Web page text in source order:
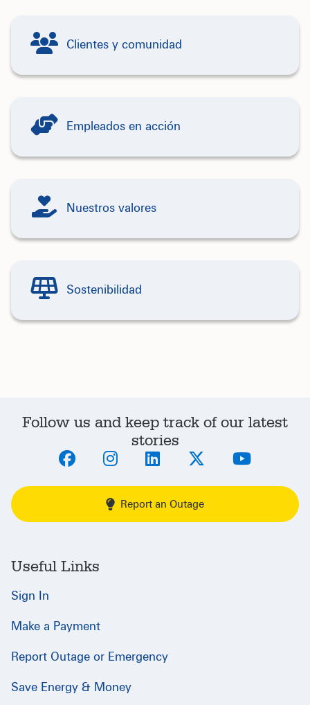
Clientes y comunidad
Empleados en acción
Nuestros valores
Sostenibilidad
Follow us and keep track of our latest
stories
Report an Outage
Useful Links
Sign In
Make a Payment
Report Outage or Emergency
Save Energy & Money